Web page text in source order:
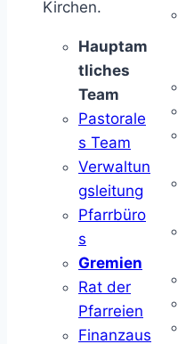
Kirchen.
Hauptam
tliches
Team
Pastorale
s Team
Verwaltun
gsleitung
Pfarrbüro
s
Gremien
Rat der
Pfarreien
Finanzaus